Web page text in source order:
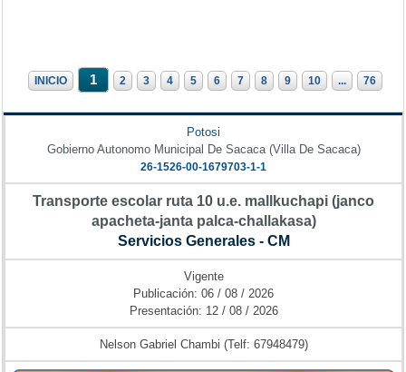
INICIO 1 2 3 4 5 6 7 8 9 10 ... 76
Potosi
Gobierno Autonomo Municipal De Sacaca (Villa De Sacaca)
26-1526-00-1679703-1-1
Transporte escolar ruta 10 u.e. mallkuchapi (janco
apacheta-janta palca-challakasa)
Servicios Generales - CM
Vigente
Publicación: 06 / 08 / 2026
Presentación: 12 / 08 / 2026
Nelson Gabriel Chambi (Telf: 67948479)